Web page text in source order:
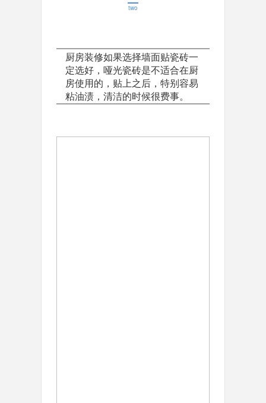
two
厨房装修如果选择墙面贴瓷砖一
定选好，哑光瓷砖是不适合在厨
房使用的，贴上之后，特别容易
粘油渍，清洁的时候很费事。